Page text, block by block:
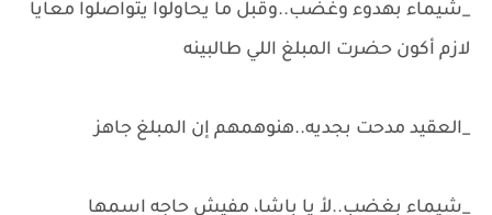
_شيماء بهدوء وغضب..وقبل ما يحاولوا يتواصلوا معايا
لازم أكون حضرت المبلغ اللي طالبينه
_العقيد مدحت بجديه..هنوهمهم إن المبلغ جاهز
_شيماء بغضب..لأ يا باشا، مفيش حاجه اسمها